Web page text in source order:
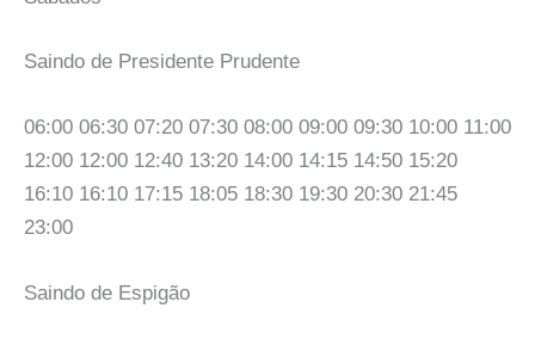
Saindo de Presidente Prudente
06:00 06:30 07:20 07:30 08:00 09:00 09:30 10:00 11:00
12:00 12:00 12:40 13:20 14:00 14:15 14:50 15:20
16:10 16:10 17:15 18:05 18:30 19:30 20:30 21:45
23:00
Saindo de Espigão